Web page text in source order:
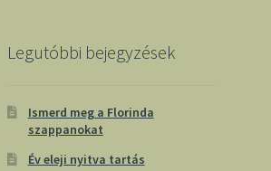
Legutóbbi bejegyzések
Ismerd meg a Florinda
szappanokat
Év eleji nyitva tartás